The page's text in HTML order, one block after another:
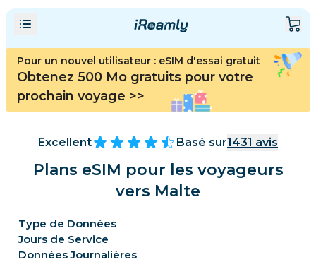
Pour un nouvel utilisateur : eSIM d'essai gratuit
Obtenez 500 Mo gratuits pour votre
prochain voyage >>
Excellent Basé sur1431 avis
Plans eSIM pour les voyageurs
vers Malte
Type de Données
Jours de Service
Données Journalières